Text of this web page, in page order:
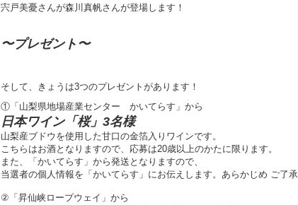
宍戸美憂さんが森川真帆さんが登場します！
〜プレゼント〜
そして、きょうは3つのプレゼントがあります！
①「山梨県地場産業センター かいてらす」から
日本ワイン「桜」3名様
山梨産ブドウを使用した甘口の金箔入りワインです。
こちらはお酒となりますので、応募は20歳以上のかたに限ります。
また、「かいてらす」から発送となりますので、
当選者の個人情報を「かいてらす」にお伝えします。あらかじめ ご了承
②「昇仙峡ロープウェイ」から